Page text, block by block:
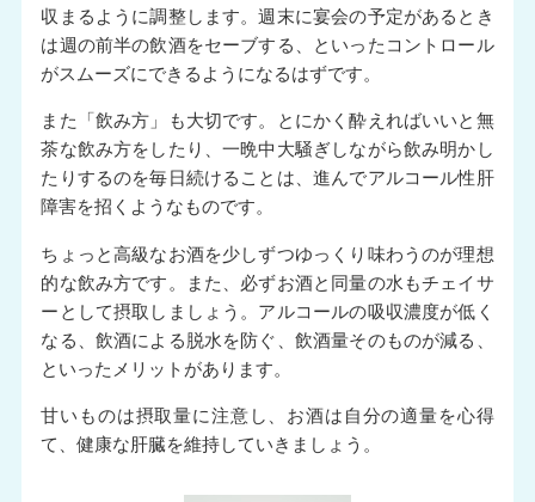
収まるように調整します。週末に宴会の予定があるとき
は週の前半の飲酒をセーブする、といったコントロール
がスムーズにできるようになるはずです。
また「飲み方」も大切です。とにかく酔えればいいと無
茶な飲み方をしたり、一晩中大騒ぎしながら飲み明かし
たりするのを毎日続けることは、進んでアルコール性肝
障害を招くようなものです。
ちょっと高級なお酒を少しずつゆっくり味わうのが理想
的な飲み方です。また、必ずお酒と同量の水もチェイサ
ーとして摂取しましょう。アルコールの吸収濃度が低く
なる、飲酒による脱水を防ぐ、飲酒量そのものが減る、
といったメリットがあります。
甘いものは摂取量に注意し、お酒は自分の適量を心得
て、健康な肝臓を維持していきましょう。